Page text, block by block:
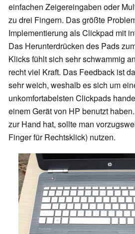
einfachen Zeigereingaben oder
zu drei Fingern. Das größte
Implementierung als Clickpad mit
Das Herunterdrücken des Pads
Klicks fühlt sich sehr schwammig
recht viel Kraft. Das Feedback ist
sehr weich, weshalb es sich um
unkomfortabelsten Clickpads
einem Gerät von HP benutzt
zur Hand hat, sollte man
Finger für Rechtsklick) nutzen.